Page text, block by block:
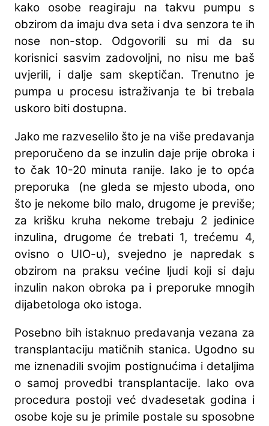
kako osobe reagiraju na takvu pumpu s
obzirom da imaju dva seta i dva senzora te ih
nose non-stop. Odgovorili su mi da su
korisnici sasvim zadovoljni, no nisu me baš
uvjerili, i dalje sam skeptičan. Trenutno je
pumpa u procesu istraživanja te bi trebala
uskoro biti dostupna.
Jako me razveselilo što je na više predavanja
preporučeno da se inzulin daje prije obroka i
to čak 10-20 minuta ranije. Iako je to opća
preporuka (ne gleda se mjesto uboda, ono
što je nekome bilo malo, drugome je previše;
za krišku kruha nekome trebaju 2 jedinice
inzulina, drugome će trebati 1, trećemu 4,
ovisno o UIO-u), svejedno je napredak s
obzirom na praksu većine ljudi koji si daju
inzulin nakon obroka pa i preporuke mnogih
dijabetologa oko istoga.
Posebno bih istaknuo predavanja vezana za
transplantaciju matičnih stanica. Ugodno su
me iznenadili svojim postignućima i detaljima
o samoj provedbi transplantacije. Iako ova
procedura postoji već dvadesetak godina i
osobe koje su je primile postale su sposobne